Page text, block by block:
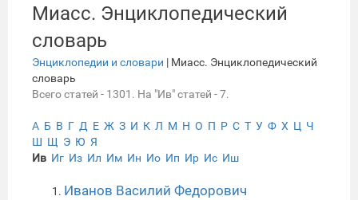
Миасс. Энциклопедический
словарь
Энциклопедии и словари | Миасс. Энциклопедический
словарь
Всего статей - 1301. На "Ив" статей - 7.
А Б В Г Д Е Ж З И К Л М Н О П Р С Т У Ф Х Ц Ч
Ш Щ Э Ю Я
Ив Иг Из Ил Им Ин Ио Ип Ир Ис Иш
Иванов Василий Федорович